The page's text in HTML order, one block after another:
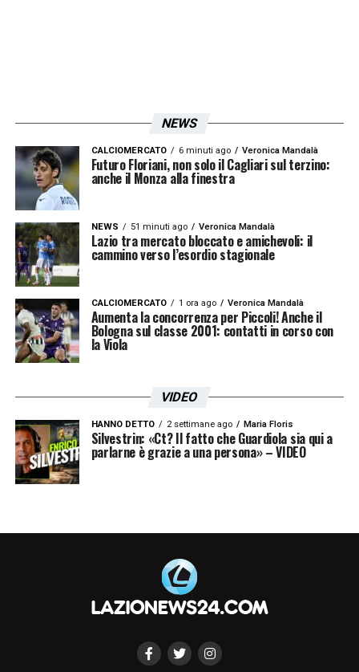
LA PLAYLIST DELLE NOSTRE TOP NEWS
NEWS
CALCIOMERCATO 6 minuti ago Veronica Mandalà
Futuro Floriani, non solo il Cagliari sul terzino:
anche il Monza alla finestra
NEWS 51 minuti ago Veronica Mandalà
Lazio tra mercato bloccato e amichevoli: il
cammino verso l’esordio stagionale
CALCIOMERCATO 1 ora ago Veronica Mandalà
Aumenta la concorrenza per Piccoli! Anche il
Bologna sul classe 2001: contatti in corso con
la Viola
VIDEO
HANNO DETTO 2 settimane ago Maria Floris
Silvestrin: «Ct? Il fatto che Guardiola sia qui a
parlarne è grazie a una persona» – VIDEO